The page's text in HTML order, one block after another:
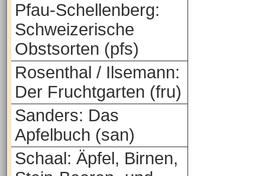
Pfau-Schellenberg:
Schweizerische
Obstsorten (pfs)
Rosenthal / Ilsemann:
Der Fruchtgarten (fru)
Sanders: Das
Apfelbuch (san)
Schaal: Äpfel, Birnen,